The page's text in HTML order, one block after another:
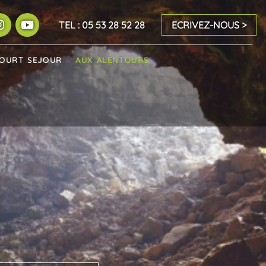
TEL : 05 53 28 52 28 ECRIVEZ-NOUS
SEJOUR AUX ALENTOURS